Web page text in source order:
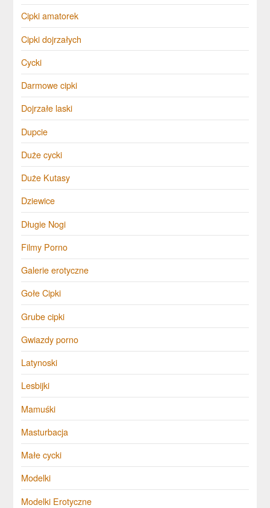
Cipki amatorek
Cipki dojrzałych
Cycki
Darmowe cipki
Dojrzałe laski
Dupcie
Duże cycki
Duże Kutasy
Dziewice
Długie Nogi
Filmy Porno
Galerie erotyczne
Gołe Cipki
Grube cipki
Gwiazdy porno
Latynoski
Lesbijki
Mamuśki
Masturbacja
Małe cycki
Modelki
Modelki Erotyczne